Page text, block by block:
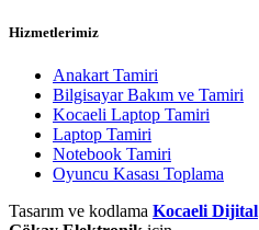
Hizmetlerimiz
Anakart Tamiri
Bilgisayar Bakım ve Tamiri
Kocaeli Laptop Tamiri
Laptop Tamiri
Notebook Tamiri
Oyuncu Kasası Toplama
Tasarım ve kodlama Kocaeli Dijital